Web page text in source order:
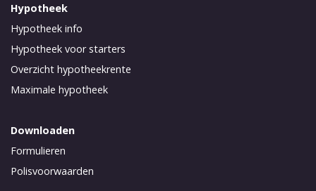
Hypotheek
Hypotheek info
Hypotheek voor starters
Overzicht hypotheekrente
Maximale hypotheek
Downloaden
Formulieren
Polisvoorwaarden